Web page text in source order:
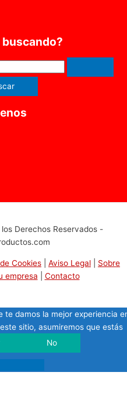
buscando?
Derechos Reservados -
Cookies Aviso Legal
Sobre
empresa Contacto
te damos la mejor experiencia
sitio, asumiremos que estás
No